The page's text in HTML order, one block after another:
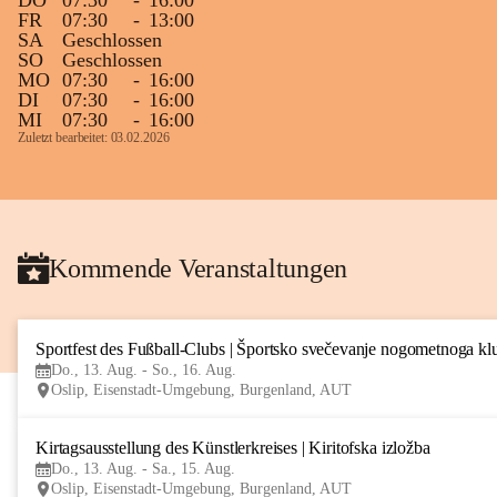
FR
07:30 - 13:00
SA
Geschlossen
SO
Geschlossen
MO 07:30 - 16:00
DI
07:30 - 16:00
MI
07:30 - 16:00
Zuletzt bearbeitet: 03.02.2026
Kommende Veranstaltungen
Sportfest des Fußball-Clubs | Športsko svečevanje nogometnoga
Do., 13. Aug. - So., 16. Aug.
Oslip, Eisenstadt-Umgebung, Burgenland, AUT
Kirtagsausstellung des Künstlerkreises | Kiritofska izložba
Do., 13. Aug. - Sa., 15. Aug.
Oslip, Eisenstadt-Umgebung, Burgenland, AUT